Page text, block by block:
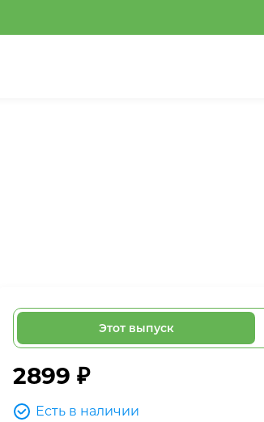
Этот выпуск
2899 ₽
Есть в наличии